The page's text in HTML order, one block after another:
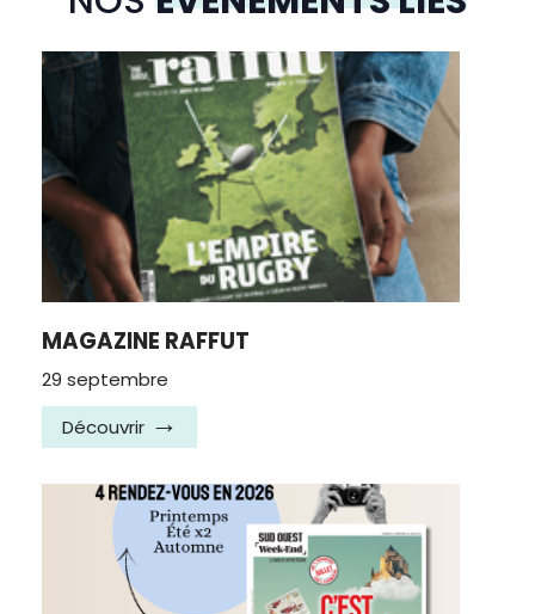
MAGAZINE RAFFUT
29 septembre
Découvrir